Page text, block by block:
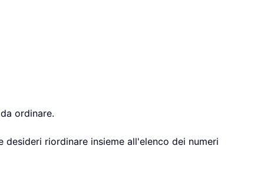
ordinare.
riordinare insieme all'elenco dei numeri